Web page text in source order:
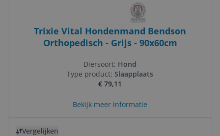
Trixie Vital Hondenmand Bendson
Orthopedisch - Grijs - 90x60cm
Diersoort: Hond
Type product: Slaapplaats
€ 79,11
Bekijk meer informatie
Vergelijken